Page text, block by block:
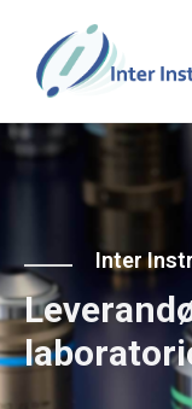
Inter